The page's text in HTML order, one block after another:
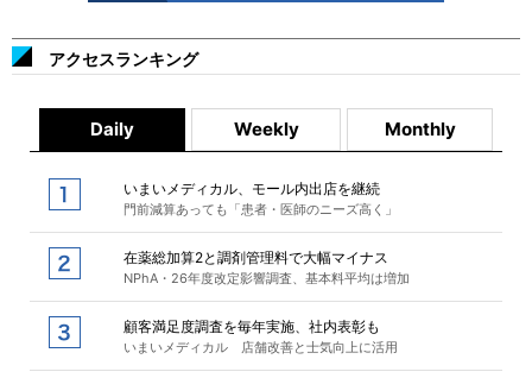
アクセスランキング
Daily Weekly Monthly
いまいメディカル、モール内出店を継続
門前減算あっても「患者・医師のニーズ高く」
在薬総加算2と調剤管理料で大幅マイナス
NPhA・26年度改定影響調査、基本料平均は増加
顧客満足度調査を毎年実施、社内表彰も
いまいメディカル 店舗改善と士気向上に活用